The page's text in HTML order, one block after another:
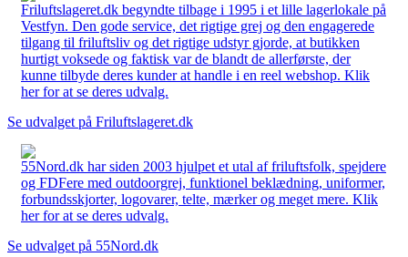
Friluftslageret.dk begyndte tilbage i 1995 i et lille lagerlokale på
Vestfyn. Den gode service, det rigtige grej og den engagerede
tilgang til friluftsliv og det rigtige udstyr gjorde, at butikken
hurtigt voksede og faktisk var de blandt de allerførste, der
kunne tilbyde deres kunder at handle i en reel webshop. Klik
her for at se deres udvalg.
Se udvalget på Friluftslageret.dk
55Nord.dk har siden 2003 hjulpet et utal af friluftsfolk, spejdere
og FDFere med outdoorgrej, funktionel beklædning, uniformer,
forbundsskjorter, logovarer, telte, mærker og meget mere. Klik
her for at se deres udvalg.
Se udvalget på 55Nord.dk